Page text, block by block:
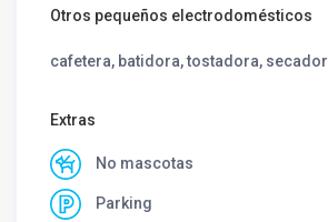
Otros pequeños electrodomésticos
cafetera, batidora, tostadora, secador
Extras
No mascotas
Parking